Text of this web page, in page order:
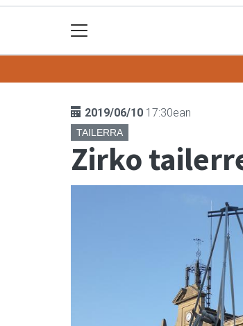
2019/06/10 17:30ean
TAILERRA
Zirko